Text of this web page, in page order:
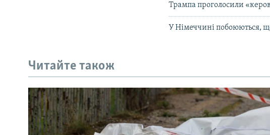
Трампа проголосили
У Німеччині побоюються,
Читайте також